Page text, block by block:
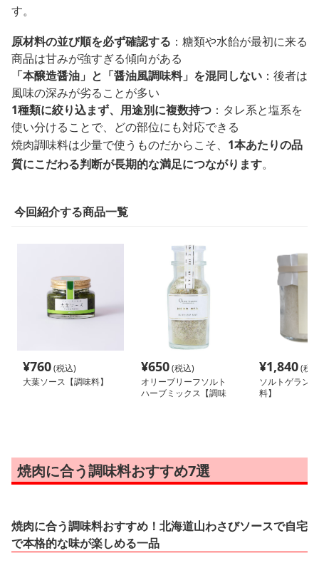
す。
原材料の並び順を必ず確認する ：糖類や水飴が最初に来る
商品は甘みが強すぎる傾向がある
「本醸造醤油」と「醤油風調味料」を混同しない ：後者は
風味の深みが劣ることが多い
1種類に絞り込まず、用途別に複数持つ ：タレ系と塩系を
使い分けることで、どの部位にも対応できる
焼肉調味料は少量で使うものだからこそ、 1本あたりの品
質にこだわる判断が長期的な満足につながります。
今回紹介する商品一覧
¥760(税込)
大葉ソース【調味料】
¥650(税込)
オリーブリーフソルト
ハーブミックス【調味
¥1,840(税
ソルトゲラン
料】
焼肉に合う調味料おすすめ7選
焼肉に合う調味料おすすめ！北海道山わさびソースで自宅
で本格的な味が楽しめる一品